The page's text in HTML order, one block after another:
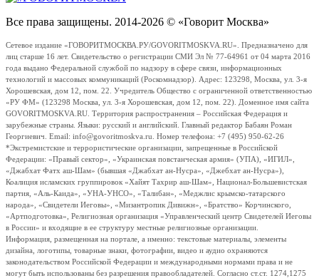
Все права защищены. 2014-2026 © «Говорит Москва»
Сетевое издание «ГОВОРИТМОСКВА.РУ/GOVORITMOSKVA.RU». Предназначено для
лиц старше 16 лет. Свидетельство о регистрации СМИ Эл № 77-64961 от 04 марта 2016
года выдано Федеральной службой по надзору в сфере связи, информационных
технологий и массовых коммуникаций (Роскомнадзор). Адрес: 123298, Москва, ул. 3-я
Хорошевская, дом 12, пом. 22. Учредитель Общество с ограниченной ответственностью
«РУ ФМ» (123298 Москва, ул. 3-я Хорошевская, дом 12, пом. 22). Доменное имя сайта
GOVORITMOSKVA.RU. Территория распространения – Российская Федерация и
зарубежные страны. Языки: русский и английский. Главный редактор Бабаян Роман
Георгиевич. Email: info@govoritmoskva.ru. Номер телефона: +7 (495) 950-62-26
*Экстремистские и террористические организации, запрещенные в Российской
Федерации: «Правый сектор», «Украинская повстанческая армия» (УПА), «ИГИЛ»,
«Джабхат Фатх аш-Шам» (бывшая «Джабхат ан-Нусра», «Джебхат ан-Нусра»),
Коалиция исламских группировок «Хайят Тахрир аш-Шам», Национал-Большевистская
партия, «Аль-Каида», «УНА-УНСО», «Талибан», «Меджлис крымско-татарского
народа», «Свидетели Иеговы», «Мизантропик Дивижн», «Братство» Корчинского,
«Артподготовка», Религиозная организация «Управленческий центр Свидетелей Иеговы
в России» и входящие в ее структуру местные религиозные организации.
Информация, размещенная на портале, а именно: текстовые материалы, элементы
дизайна, логотипы, товарные знаки, фотографии, видео и аудио охраняются
законодательством Российской Федерации и международными нормами права и не
могут быть использованы без разрешения правообладателей. Согласно ст.ст. 1274,1275